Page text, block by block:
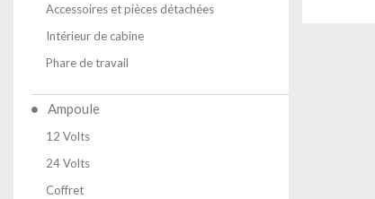
Accessoires et pièces détachées
Intérieur de cabine
Phare de travail
Ampoule
12 Volts
24 Volts
Coffret